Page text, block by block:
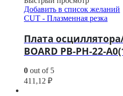
Добавить в список желаний
CUT - Плазменная резка
Плата осциллятора/
BOARD PB-PH-22-
0 out of 5
411,12 ₽